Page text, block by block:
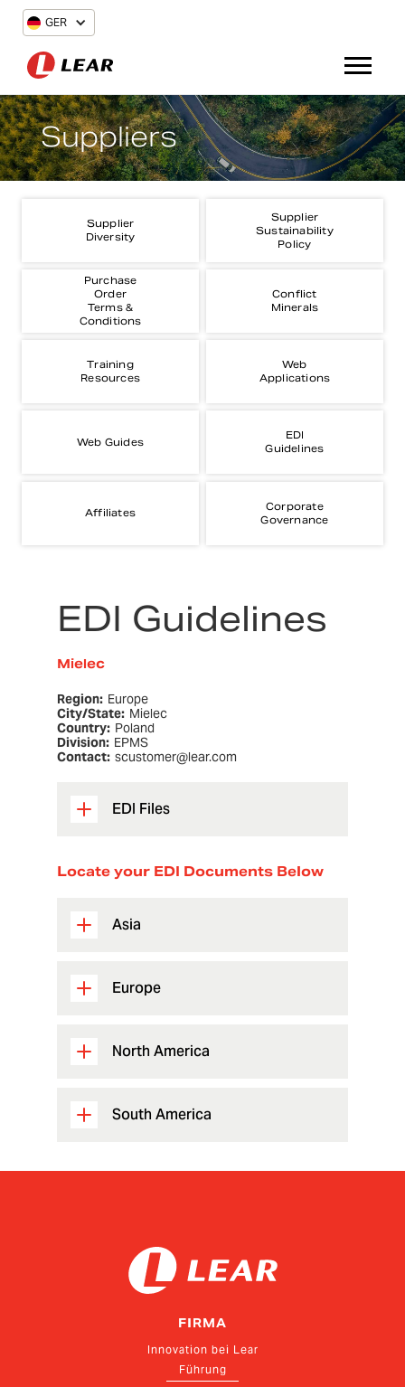
GER
Suppliers
Supplier
Diversity
Supplier
Sustainability
Policy
Purchase
Order
Terms &
Conditions
Conflict
Minerals
Training
Resources
Web
Applications
Web Guides
EDI
Guidelines
Affiliates
Corporate
Governance
EDI Guidelines
Mielec
Region: Europe
City/State: Mielec
Country: Poland
Division: EPMS
Contact: scustomer@lear.com
EDI Files
Locate your EDI Documents Below
Asia
Europe
North America
South America
FIRMA
Innovation bei Lear
Führung